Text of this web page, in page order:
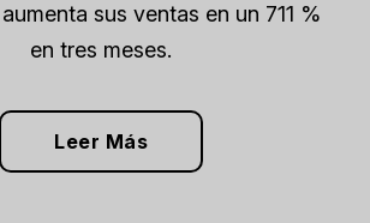
sus ventas en un 711 %
en tres meses.
Leer Más